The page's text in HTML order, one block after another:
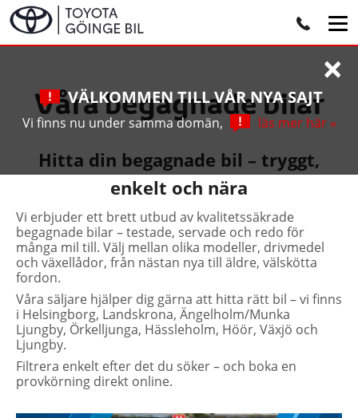
VÄLKOMMEN TILL VÅR NYA SAJT
Vi finns nu under samma domän, läs mer här »
×
Våra begagnade bilar
Hitta din begagnade bil – tryggt,
enkelt och nära
Vi erbjuder ett brett utbud av kvalitetssäkrade
begagnade bilar – testade, servade och redo för
många mil till. Välj mellan olika modeller, drivmedel
och växellådor, från nästan nya till äldre, välskötta
fordon.
Våra säljare hjälper dig gärna att hitta rätt bil – vi finns
i Helsingborg, Landskrona, Ängelholm/Munka
Ljungby, Örkelljunga, Hässleholm, Höör, Växjö och
Ljungby.
Filtrera enkelt efter det du söker – och boka en
provkörning direkt online.